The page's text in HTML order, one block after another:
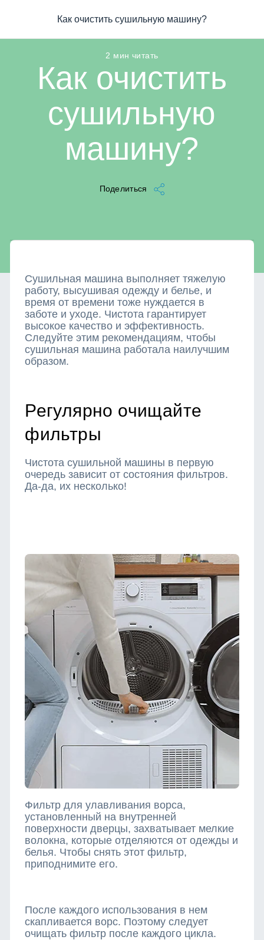
Как очистить сушильную машину?
2 мин читать
Как очистить
сушильную
машину?
Поделиться
Как очистить сушильную машину?
Сушильная машина выполняет тяжелую
работу, высушивая одежду и белье, и
время от времени тоже нуждается в
заботе и уходе. Чистота гарантирует
высокое качество и эффективность.
Следуйте этим рекомендациям, чтобы
сушильная машина работала наилучшим
образом.
Регулярно очищайте
фильтры
Чистота сушильной машины в первую
очередь зависит от состояния фильтров.
Да-да, их несколько!
Фильтр для улавливания ворса,
установленный на внутренней
поверхности дверцы, захватывает мелкие
волокна, которые отделяются от одежды и
белья. Чтобы снять этот фильтр,
приподнимите его.
После каждого использования в нем
скапливается ворс. Поэтому следует
очищать фильтр после каждого цикла.